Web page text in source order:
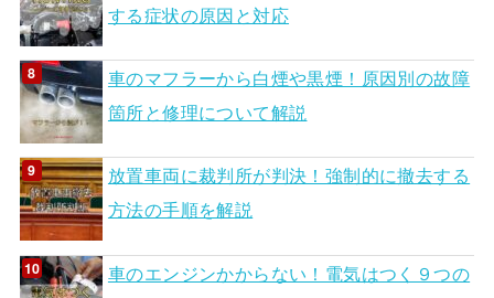
する症状の原因と対応
車のマフラーから白煙や黒煙！原因別の故障
箇所と修理について解説
放置車両に裁判所が判決！強制的に撤去する
方法の手順を解説
車のエンジンかからない！電気はつく９つの